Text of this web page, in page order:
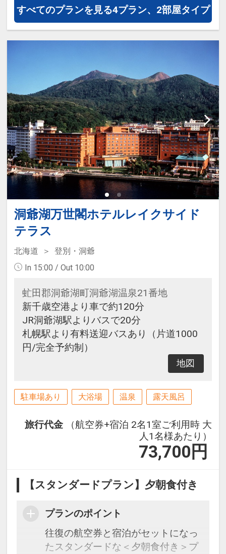
※施設使用料として3～5歳の添い寝
のお子様は1泊2,200円をお支払いい
すべてのプランを見る4プラン、2部屋タイプ
洞爺湖万世閣ホテルレイクサイド
テラス
北海道
登別・洞爺
In 15:00 / Out 10:00
虻田郡洞爺湖町洞爺湖温泉21番地
新千歳空港より車で約120分
JR洞爺湖駅よりバスで20分
札幌駅より有料送迎バスあり（片道1000
円/完全予約制）
地図
駐車場あり 大浴場 温泉 露天風呂
旅行代金
（航空券+宿泊 2名1室ご利用時 大
人1名様あたり）
73,700 円
【スタンダードプラン】夕朝食付き
プランのポイント
往復の航空券と宿泊がセットになっ
たスタンダードな＜夕朝食付き＞プ